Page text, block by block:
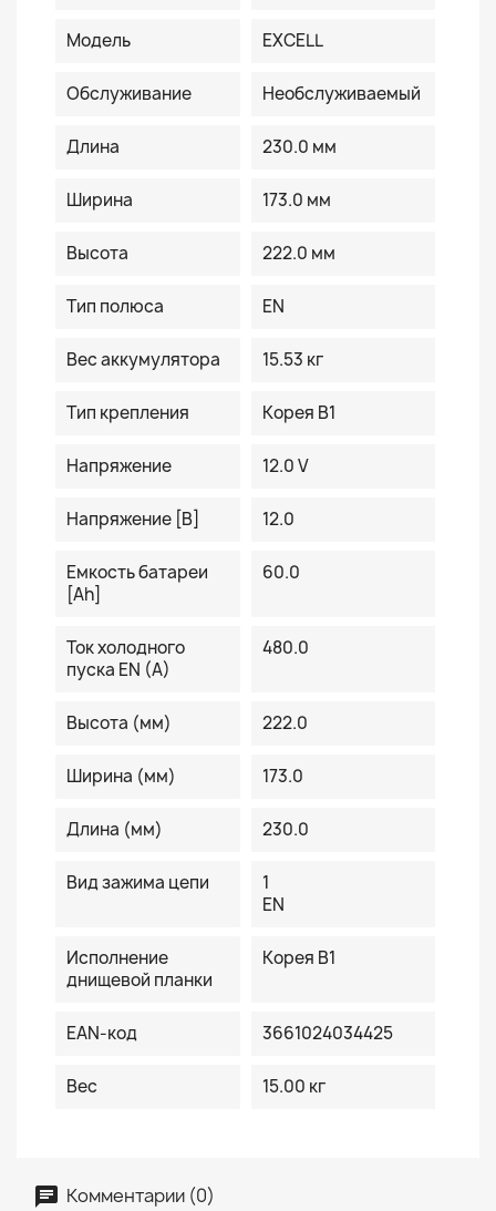
Модель EXCELL
Обслуживание Необслуживаемый
Длина 230.0 мм
Ширина 173.0 мм
Высота 222.0 мм
Тип полюса EN
Вес аккумулятора 15.53 кг
Тип крепления Корея B1
Напряжение 12.0 V
Напряжение [В] 12.0
Емкость батареи
[Ah]
60.0
Ток холодного
пуска EN (A)
480.0
Высота (мм) 222.0
Ширина (мм) 173.0
Длина (мм) 230.0
Вид зажима цепи
1
EN
Исполнение
днищевой планки
Корея B1
EAN-код 3661024034425
Вес 15.00 кг
Комментарии (0)